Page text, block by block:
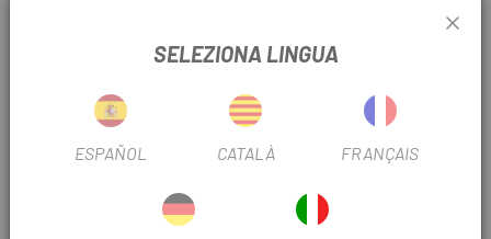
Lavabile in lavastoviglie fino a 90°C
Nuovo design degli ugelli per un flusso d'acqua migliore del
50%. Tipo di valvola DoubleSpring™
Pareti a doppio isolamento per mantenere la tua bevanda
SELEZIONA LINGUA
ESPAÑOL CATALÀ FRANÇAIS